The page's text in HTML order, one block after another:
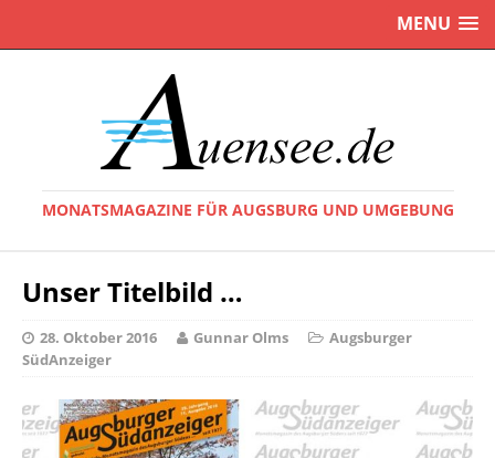
MENU
MONATSMAGAZINE FÜR AUGSBURG UND UMGEBUNG
Unser Titelbild …
28. Oktober 2016 Gunnar Olms
Augsburger
SüdAnzeiger